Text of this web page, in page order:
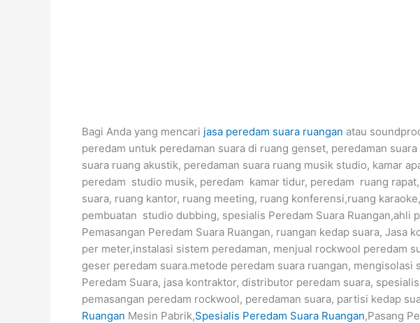
Bagi Anda yang mencari jasa peredam suara ruangan atau
peredam untuk peredaman suara di ruang genset, peredaman
suara ruang akustik, peredaman suara ruang musik studio, kamar
peredam studio musik, peredam kamar tidur, peredam ruang
suara, ruang kantor, ruang meeting, ruang konferensi,ruang
pembuatan studio dubbing, spesialis Peredam Suara Ruangan,ahli
Pemasangan Peredam Suara Ruangan, ruangan kedap suara,
per meter,instalasi sistem peredaman, menjual rockwool peredam
geser peredam suara.metode peredam suara ruangan,
Peredam Suara, jasa kontraktor, distributor peredam suara,
pemasangan peredam rockwool, peredaman suara, partisi kedap
Ruangan Mesin Pabrik,Spesialis Peredam Suara Ruangan,Pasang